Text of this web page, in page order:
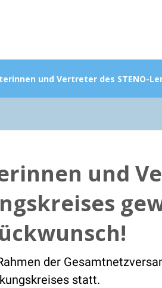
und Vertreter des STENO-
und
der
statt.